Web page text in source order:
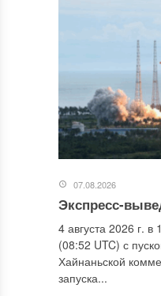
07.08.2026
Экспресс-
4 августа 2026 г. в
(08:52 UTC) с
Хайнаньской
запуска...